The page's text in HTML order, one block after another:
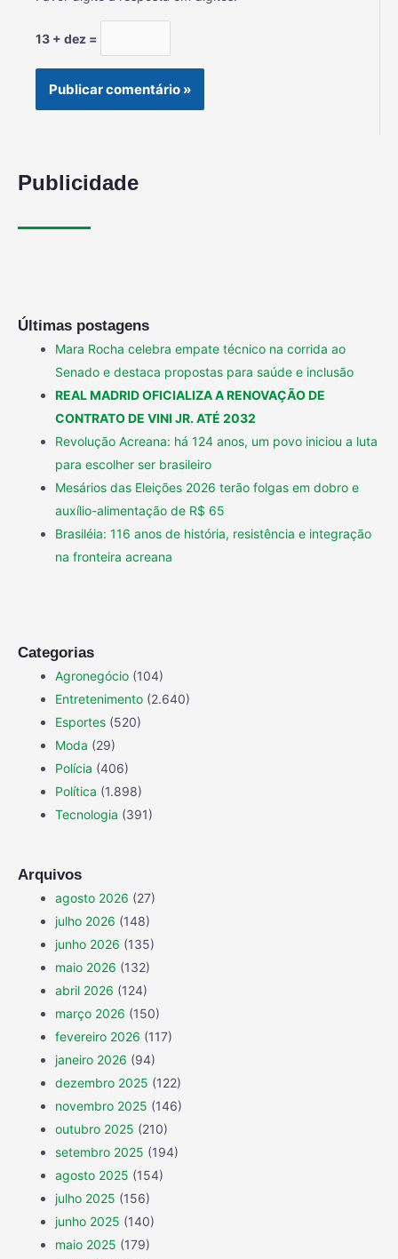
13 + dez =
Publicidade
Últimas postagens
Mara Rocha celebra empate técnico na corrida ao
Senado e destaca propostas para saúde e inclusão
REAL MADRID OFICIALIZA A RENOVAÇÃO DE
CONTRATO DE VINI JR. ATÉ 2032
Revolução Acreana: há 124 anos, um povo iniciou a luta
para escolher ser brasileiro
Mesários das Eleições 2026 terão folgas em dobro e
auxílio-alimentação de R$ 65
Brasiléia: 116 anos de história, resistência e integração
na fronteira acreana
Categorias
Agronegócio (104)
Entretenimento (2.640)
Esportes (520)
Moda (29)
Polícia (406)
Política (1.898)
Tecnologia (391)
Arquivos
agosto 2026 (27)
julho 2026 (148)
junho 2026 (135)
maio 2026 (132)
abril 2026 (124)
março 2026 (150)
fevereiro 2026 (117)
janeiro 2026 (94)
dezembro 2025 (122)
novembro 2025 (146)
outubro 2025 (210)
setembro 2025 (194)
agosto 2025 (154)
julho 2025 (156)
junho 2025 (140)
maio 2025 (179)